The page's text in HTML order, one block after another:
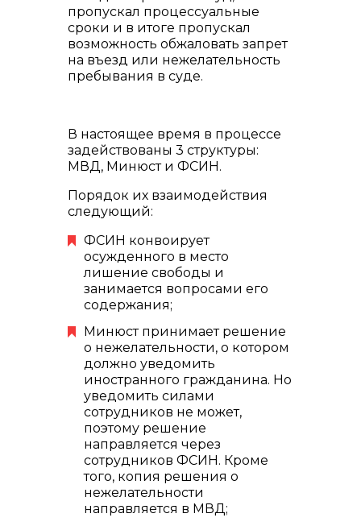
пропускал процессуальные
сроки и в итоге пропускал
возможность обжаловать запрет
на въезд или нежелательность
пребывания в суде.
В настоящее время в процессе
задействованы 3 структуры:
МВД, Минюст и ФСИН.
Порядок их взаимодействия
следующий:
ФСИН конвоирует
осужденного в место
лишение свободы и
занимается вопросами его
содержания;
Минюст принимает решение
о нежелательности, о котором
должно уведомить
иностранного гражданина. Но
уведомить силами
сотрудников не может,
поэтому решение
направляется через
сотрудников ФСИН. Кроме
того, копия решения о
нежелательности
направляется в МВД;